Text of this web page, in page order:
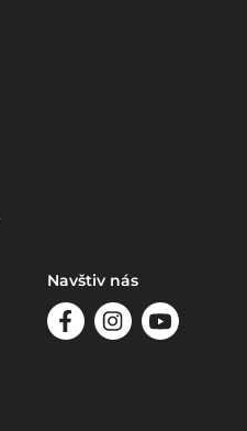
Navštiv nás